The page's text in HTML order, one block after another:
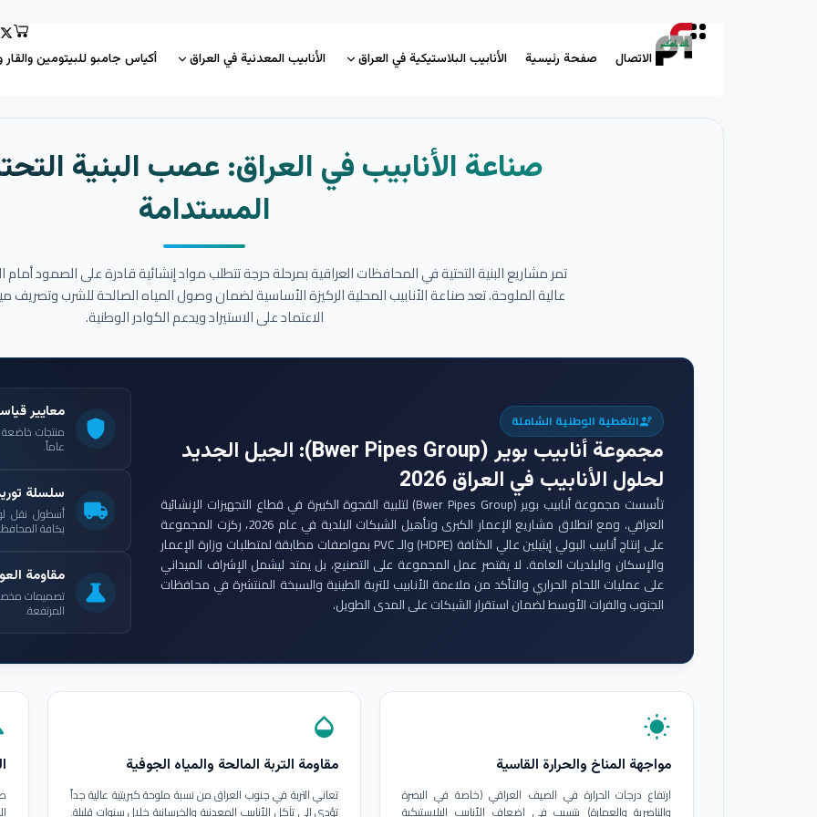
الاتصال صفحة رئيسية الأنابيب البلاستيكية في العراق الأنابيب المعدنية في العراق أكياس جامبو للبيتومين والقار
صناعة الأنابيب في العراق: عصب البنية
المستدامة
تمر مشاريع البنية التحتية في المحافظات العراقية بمرحلة حرجة تتطلب مواد إنشائية قادرة على الصمود أمام
عالية الملوحة. تعد صناعة الأنابيب المحلية الركيزة الأساسية لضمان وصول المياه الصالحة للشرب وتصريف
الاعتماد على الاستيراد ويدعم الكوادر الوطنية.
engineeringالتغطية الوطنية الشاملة
مجموعة أنابيب بوير (Bwer Pipes Group)
: الجيل الجديد
لحلول الأنابيب في العراق 2026
تأسست مجموعة أنابيب بوير (Bwer Pipes Group) لتلبية الفجوة الكبيرة في قطاع التجهيزات الإنشائية
العراقي. ومع انطلاق مشاريع الإعمار الكبرى وتأهيل الشبكات البلدية في عام 2026، ركزت المجموعة
على إنتاج أنابيب البولي إيثيلين عالي الكثافة (HDPE) والـ PVC بمواصفات مطابقة لمتطلبات وزارة الإعمار
والإسكان والبلديات العامة. لا يقتصر عمل المجموعة على التصنيع، بل يمتد ليشمل الإشراف الميداني
على عمليات اللحام الحراري والتأكد من ملاءمة الأنابيب للتربة الطينية والسبخة المنتشرة في محافظات
الجنوب والفرات الأوسط لضمان استقرار الشبكات على المدى الطويل.
shield
معايير
عاماً.
local_shipping
سلسلة
أسطول نقل
بكافة
science
مقاومة
تصميمات
المرتفعة.
wb_sunny
مواجهة المناخ والحرارة القاسية
ارتفاع درجات الحرارة في الصيف العراقي (خاصة في البصرة
والناصرية والعمارة) يتسبب في إضعاف الأنابيب البلاستيكية
opacity
مقاومة التربة المالحة والمياه الجوفية
تعاني التربة في جنوب العراق من نسبة ملوحة كبريتية عالية جداً
تؤدي إلى تآكل الأنابيب المعدنية والخرسانية خلال سنوات قليلة.